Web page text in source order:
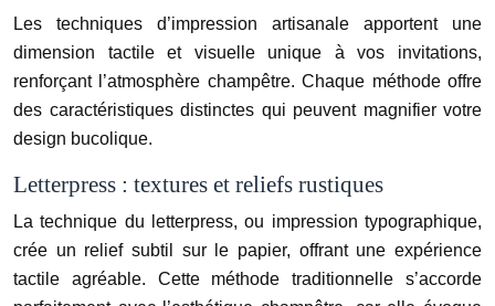
Les techniques d’impression artisanale apportent une
dimension tactile et visuelle unique à vos invitations,
renforçant l’atmosphère champêtre. Chaque méthode offre
des caractéristiques distinctes qui peuvent magnifier votre
design bucolique.
Letterpress : textures et reliefs rustiques
La technique du letterpress, ou impression typographique,
crée un relief subtil sur le papier, offrant une expérience
tactile agréable. Cette méthode traditionnelle s’accorde